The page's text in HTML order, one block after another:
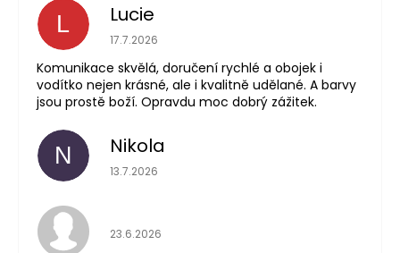
L Lucie
Hodnocení
17.7.2026
Komunikace skvělá, doručení rychlé a obojek i
vodítko nejen krásné, ale i kvalitně udělané. A barvy
jsou prostě boží. Opravdu moc dobrý zážitek.
N Nikola
Hodnocení
13.7.2026
Hodnocení
23.6.2026